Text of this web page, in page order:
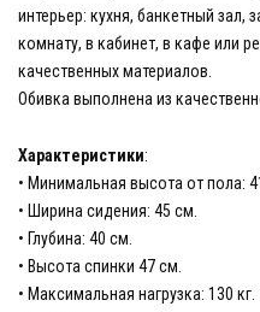
интерьер: кухня, банкетный зал,
комнату, в кабинет, в кафе или
качественных материалов.
Обивка выполнена из
Характеристики:
• Минимальная высота от пола:
• Ширина сидения: 45 см.
• Глубина: 40 см.
• Высота спинки 47 см.
• Максимальная нагрузка: 130 кг.